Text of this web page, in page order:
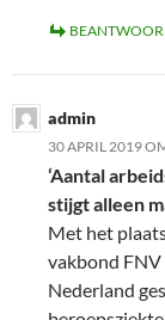
admin
30 APRIL 2019
‘Aantal
stijgt alleen
Met het
vakbond FNV
Nederland